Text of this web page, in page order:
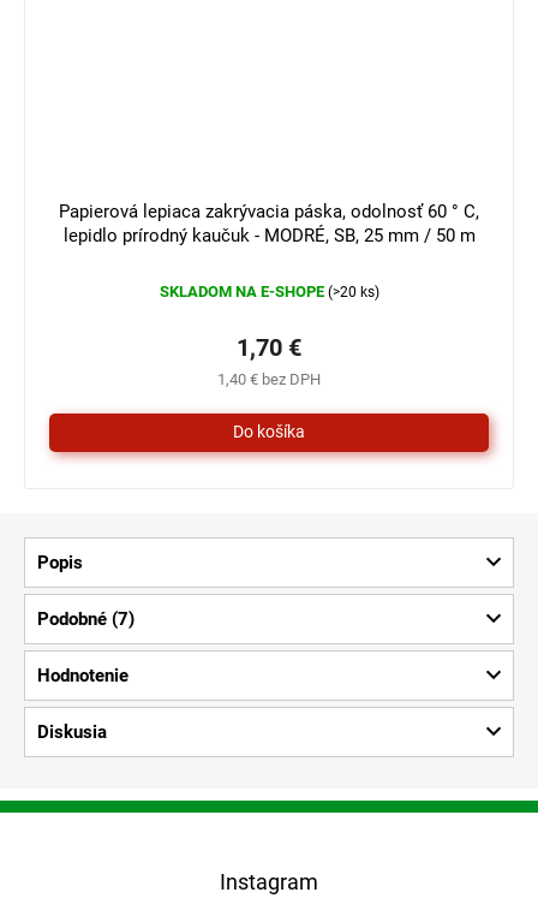
Papierová lepiaca zakrývacia páska, odolnosť 60 ° C,
lepidlo prírodný kaučuk - MODRÉ, SB, 25 mm / 50 m
SKLADOM NA E-SHOPE (>20 ks)
1,40 € bez DPH
1,70 €
Popis
Podobné (7)
Hodnotenie
Diskusia
Z
Instagram